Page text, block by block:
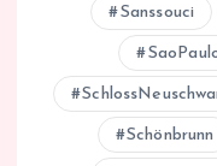
Sanssouci
Schönbrunn